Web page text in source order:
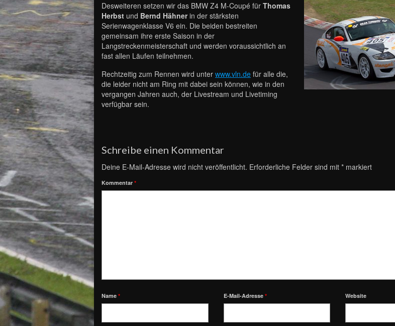
Desweiteren setzen wir das BMW Z4 M-Coupé für Thomas
Herbst und Bernd Hähnerin der stärksten
Serienwagenklasse V6 ein. Die beiden bestreiten
gemeinsam ihre erste Saison in der
Langstreckenmeisterschaft und werden voraussichtlich an
fast allen Läufen teilnehmen.
Rechtzeitig zum Rennen wird unter www.vln.de für alle die,
die leider nicht am Ring mit dabei sein können, wie in den
vergangen Jahren auch, der Livestream und Livetiming
verfügbar sein.
Schreibe einen Kommentar
Deine E-Mail-Adresse wird nicht veröffentlicht. Erforderliche Felder sind mit * markiert
Kommentar *
Name * E-Mail-Adresse * Website